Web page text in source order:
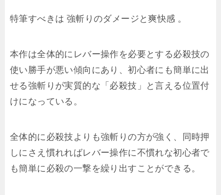
特筆すべきは 強斬りのダメージと爽快感 。
本作は全体的にレバー操作を必要とする必殺技の
使い勝手が悪い傾向にあり、初心者にも簡単に出
せる強斬りが実質的な「必殺技」と言える位置付
けになっている。
全体的に必殺技よりも強斬りの方が強く、同時押
しにさえ慣れればレバー操作に不慣れな初心者で
も簡単に必殺の一撃を繰り出すことができる。